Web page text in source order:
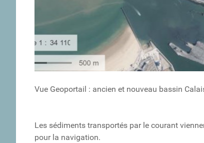
Vue Geoportail : ancien et nouveau bassin
Les sédiments transportés par le courant
pour la navigation.